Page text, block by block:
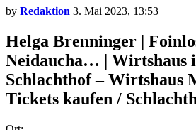
by Redaktion 3. Mai 2023, 13:53
Helga Brenninger |
Neidaucha… | Wirtshaus
Schlachthof – Wirtshaus
Tickets kaufen /